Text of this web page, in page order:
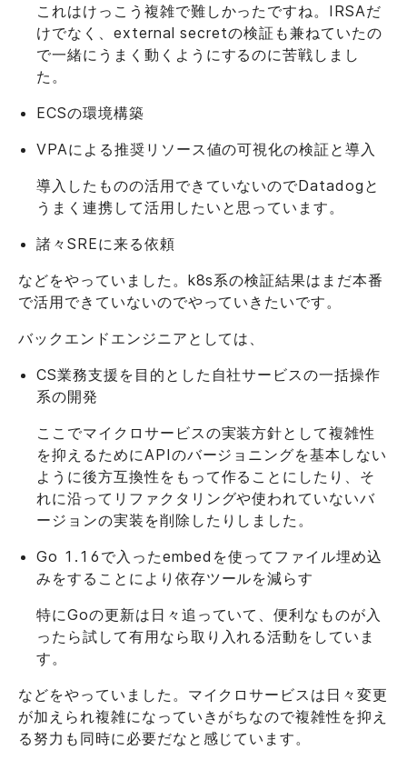
これはけっこう複雑で難しかったですね。IRSAだ
けでなく、external secretの検証も兼ねていたの
で一緒にうまく動くようにするのに苦戦しまし
た。
ECSの環境構築
VPAによる推奨リソース値の可視化の検証と導入
導入したものの活用できていないのでDatadogと
うまく連携して活用したいと思っています。
諸々SREに来る依頼
などをやっていました。k8s系の検証結果はまだ本番
で活用できていないのでやっていきたいです。
バックエンドエンジニアとしては、
CS業務支援を目的とした自社サービスの一括操作
系の開発
ここでマイクロサービスの実装方針として複雑性
を抑えるためにAPIのバージョニングを基本しない
ように後方互換性をもって作ることにしたり、そ
れに沿ってリファクタリングや使われていないバ
ージョンの実装を削除したりしました。
Go 1.16で入ったembedを使ってファイル埋め込
みをすることにより依存ツールを減らす
特にGoの更新は日々追っていて、便利なものが入
ったら試して有用なら取り入れる活動をしていま
す。
などをやっていました。マイクロサービスは日々変更
が加えられ複雑になっていきがちなので複雑性を抑え
る努力も同時に必要だなと感じています。